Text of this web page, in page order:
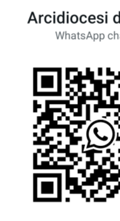
11:30 - Lucca, Scuola
Viale Castruccio
murales in
dal Liceo
ore 18 - Fiano
- Messa in
da mons.
di Lucca
ore 20.30 -
al Cippo di don
Memoria in alcuni